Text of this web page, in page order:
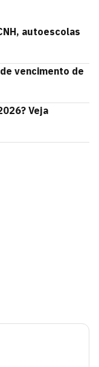
autoescolas
vencimento de
Veja